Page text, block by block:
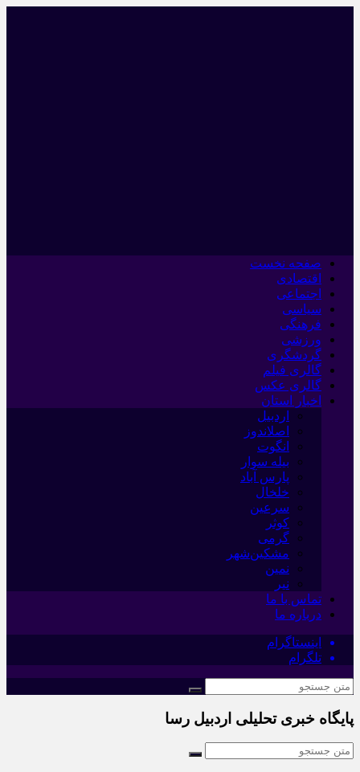
صفحه نخست
اقتصادی
اجتماعی
سیاسی
فرهنگی
ورزشی
گردشگری
گالری فیلم
گالری عکس
اخبار استان
اردبیل
اصلاندوز
انگوت
بیله سوار
پارس آباد
خلخال
سرعین
کوثر
گرمی
مشکین‌شهر
نمین
نیر
تماس با ما
درباره ما
اینستاگرام
تلگرام
پایگاه خبری تحلیلی اردبیل رسا